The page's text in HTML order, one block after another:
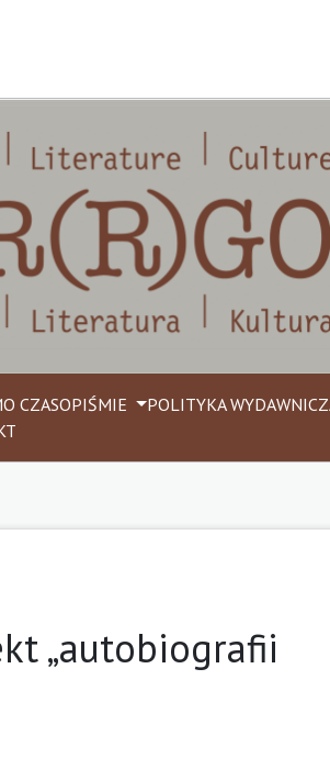
O CZASOPIŚMIE POLITYKA
„autobiografii